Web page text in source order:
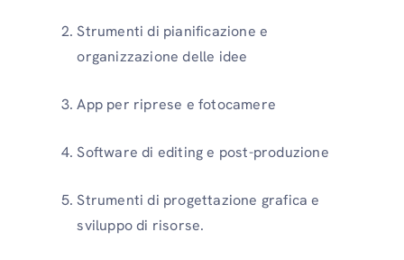
Strumenti di pianificazione e
organizzazione delle idee
App per riprese e fotocamere
Software di editing e post-produzione
Strumenti di progettazione grafica e
sviluppo di risorse.